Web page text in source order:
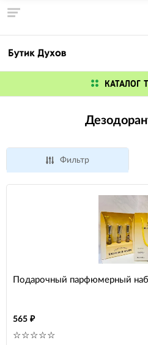
КАТАЛОГ
Фильтр
Подарочный парфюмерный
565